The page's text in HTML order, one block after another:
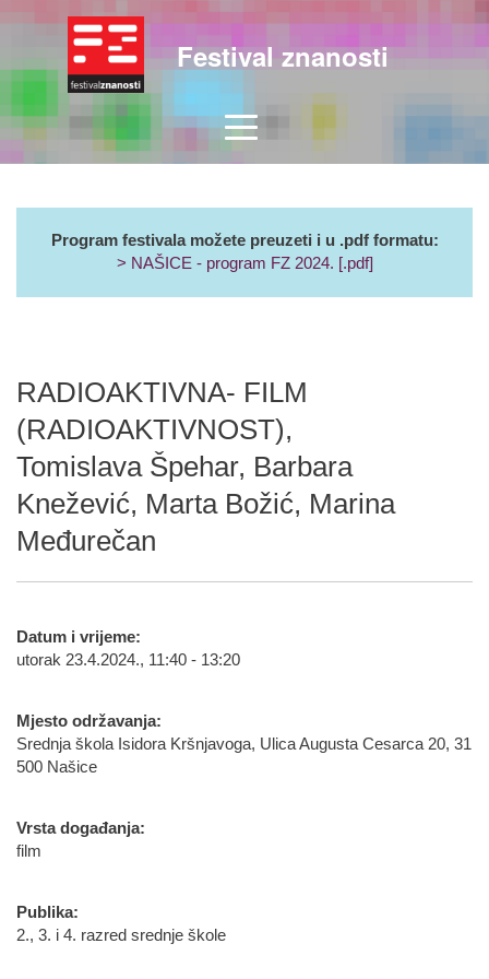
Festival znanosti
Program festivala možete preuzeti i u .pdf formatu:
> NAŠICE - program FZ 2024. [.pdf]
RADIOAKTIVNA- FILM
(RADIOAKTIVNOST),
Tomislava Špehar, Barbara
Knežević, Marta Božić, Marina
Međurečan
Datum i vrijeme:
utorak 23.4.2024., 11:40 - 13:20
Mjesto održavanja:
Srednja škola Isidora Kršnjavoga, Ulica Augusta Cesarca 20, 31
500 Našice
Vrsta događanja:
film
Publika:
2., 3. i 4. razred srednje škole